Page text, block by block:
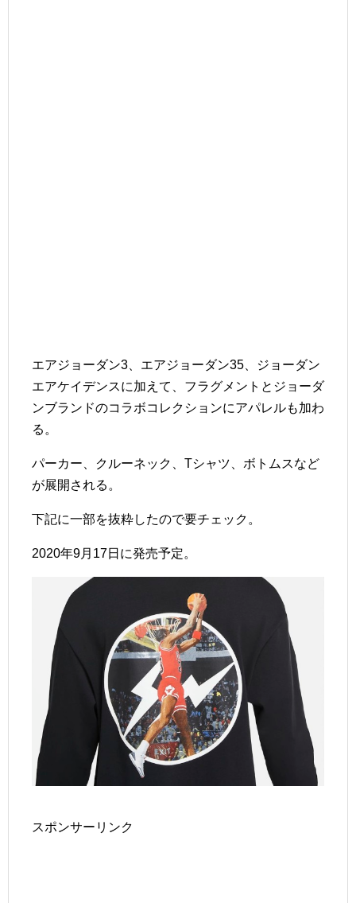
エアジョーダン3、エアジョーダン35、ジョーダン
エアケイデンスに加えて、フラグメントとジョーダ
ンブランドのコラボコレクションにアパレルも加わ
る。
パーカー、クルーネック、Tシャツ、ボトムスなど
が展開される。
下記に一部を抜粋したので要チェック。
2020年9月17日に発売予定。
スポンサーリンク